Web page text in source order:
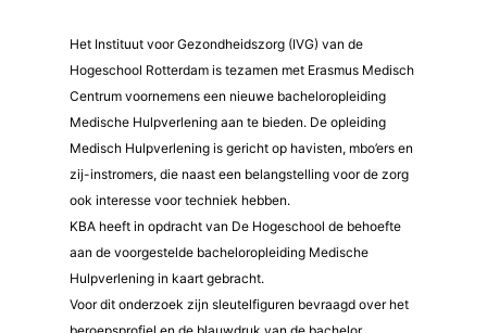
Het Instituut voor Gezondheidszorg (IVG) van de
Hogeschool Rotterdam is tezamen met Erasmus Medisch
Centrum voornemens een nieuwe bacheloropleiding
Medische Hulpverlening aan te bieden. De opleiding
Medisch Hulpverlening is gericht op havisten, mbo’ers en
zij-instromers, die naast een belangstelling voor de zorg
ook interesse voor techniek hebben.
KBA heeft in opdracht van De Hogeschool de behoefte
aan de voorgestelde bacheloropleiding Medische
Hulpverlening in kaart gebracht.
Voor dit onderzoek zijn sleutelfiguren bevraagd over het